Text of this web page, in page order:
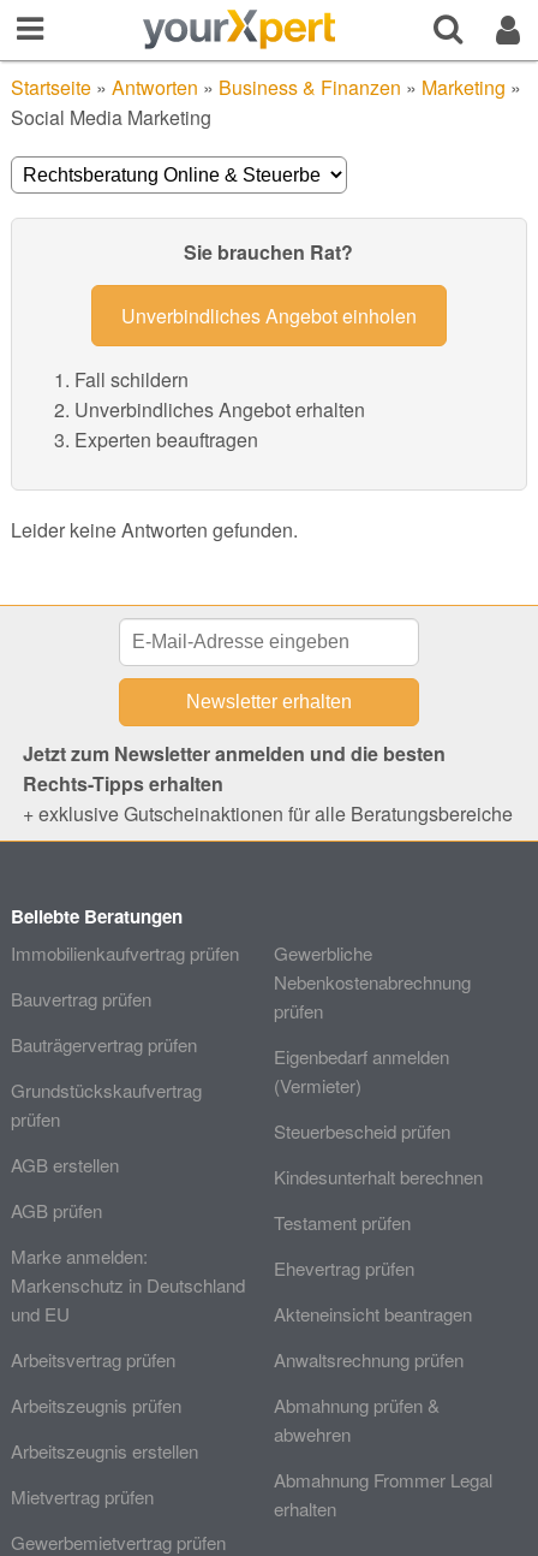
Startseite» Antworten » Business & Finanzen » Marketing »
Social Media Marketing
Sie brauchen Rat?
Unverbindliches Angebot einholen
Fall schildern
Unverbindliches Angebot erhalten
Experten beauftragen
Leider keine Antworten gefunden.
Jetzt zum Newsletter anmelden und die besten
Rechts-Tipps erhalten
+ exklusive Gutscheinaktionen für alle Beratungsbereiche
Beliebte Beratungen
Immobilienkaufvertrag prüfen
Bauvertrag prüfen
Bauträgervertrag prüfen
Grundstückskaufvertrag
prüfen
AGB erstellen
AGB prüfen
Marke anmelden:
Markenschutz in Deutschland
und EU
Arbeitsvertrag prüfen
Arbeitszeugnis prüfen
Arbeitszeugnis erstellen
Mietvertrag prüfen
Gewerbemietvertrag prüfen
Gewerbliche
Nebenkostenabrechnung
prüfen
Eigenbedarf anmelden
(Vermieter)
Steuerbescheid prüfen
Kindesunterhalt berechnen
Testament prüfen
Ehevertrag prüfen
Akteneinsicht beantragen
Anwaltsrechnung prüfen
Abmahnung prüfen &
abwehren
Abmahnung Frommer Legal
erhalten